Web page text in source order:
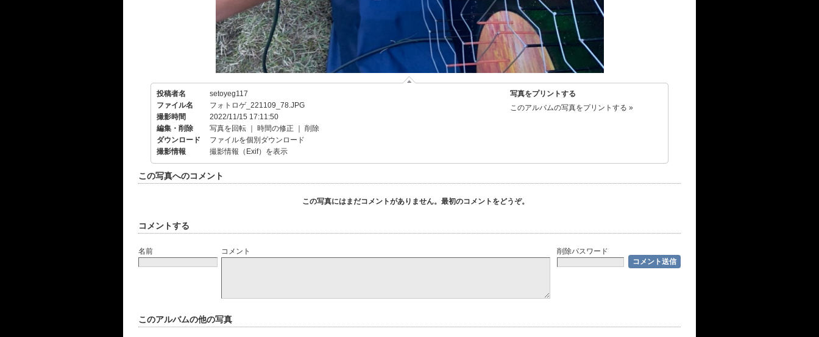
投稿者名
setoyeg117
ファイル名
フォトロゲ_221109_78.JPG
撮影時間
2022/11/15 17:11:50
編集・削除
写真を回転 時間の修正
削除
ダウンロード
ファイルを個別ダウンロード
撮影情報
撮影情報（Exif）を表示
写真をプリントする
このアルバムの写真をプリントする »
この写真へのコメント
この写真にはまだコメントがありません。最初のコメントをどうぞ。
コメントする
名前 コメント 削除パスワード
このアルバムの他の写真